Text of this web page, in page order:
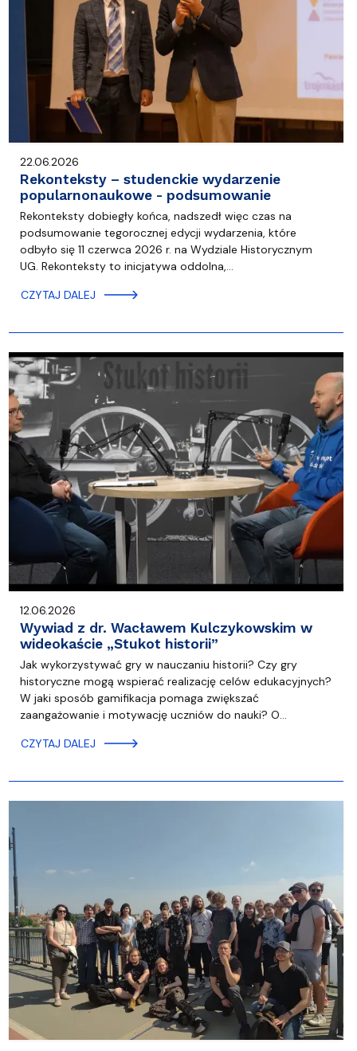
22.06.2026
Rekonteksty – studenckie wydarzenie
popularnonaukowe - podsumowanie
Rekonteksty dobiegły końca, nadszedł więc czas na
podsumowanie tegorocznej edycji wydarzenia, które
odbyło się 11 czerwca 2026 r. na Wydziale Historycznym
UG. Rekonteksty to inicjatywa oddolna,…
CZYTAJ DALEJ
12.06.2026
Wywiad z dr. Wacławem Kulczykowskim w
wideokaście „Stukot historii”
Jak wykorzystywać gry w nauczaniu historii? Czy gry
historyczne mogą wspierać realizację celów edukacyjnych?
W jaki sposób gamifikacja pomaga zwiększać
zaangażowanie i motywację uczniów do nauki? O…
CZYTAJ DALEJ